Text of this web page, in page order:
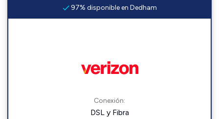
97% disponible en Dedham
Conexión:
DSL y Fibra